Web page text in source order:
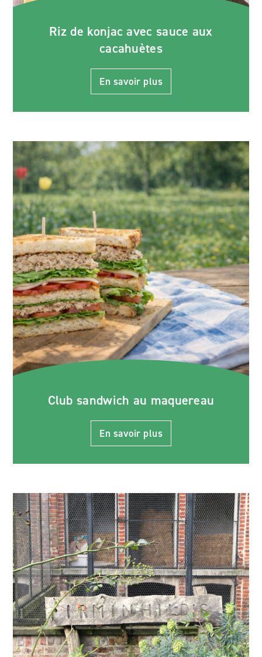
Riz de konjac avec sauce aux
cacahuètes
En savoir plus
Club sandwich au maquereau
En savoir plus